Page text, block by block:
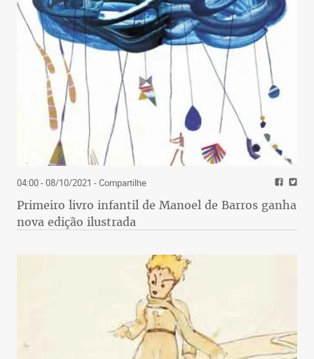
04:00 - 08/10/2021 - Compartilhe
Primeiro livro infantil de Manoel de Barros ganha
nova edição ilustrada